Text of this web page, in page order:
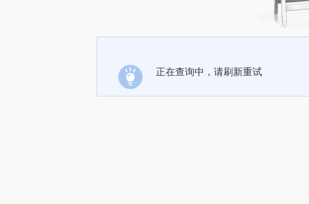
正在查询中，请刷新重试